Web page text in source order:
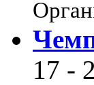
17 -